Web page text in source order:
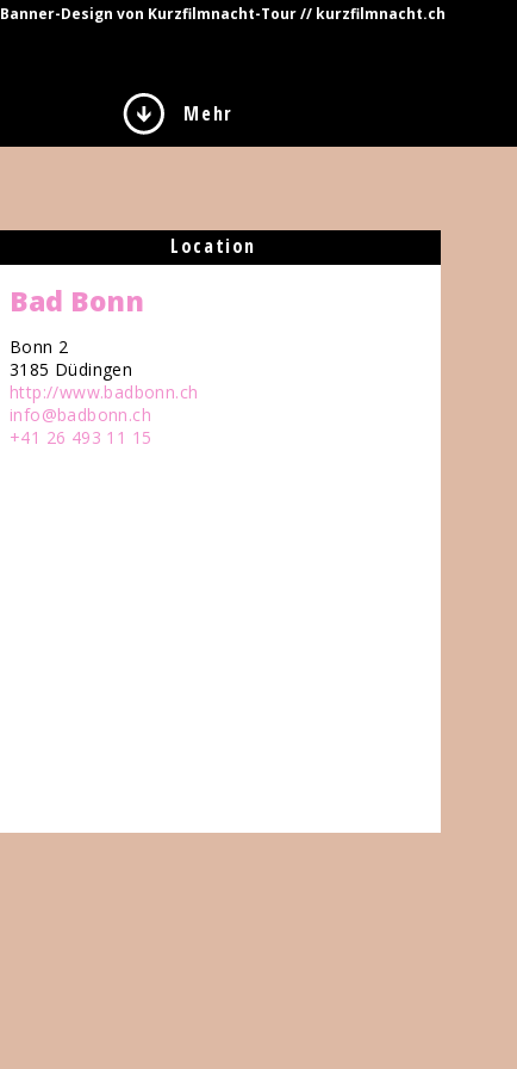
Banner-Design von Kurzfilmnacht-Tour // kurzfilmnacht.ch
Mehr
Location
Bad Bonn
Bonn 2
3185 Düdingen
http://www.badbonn.ch
info@badbonn.ch
+41 26 493 11 15